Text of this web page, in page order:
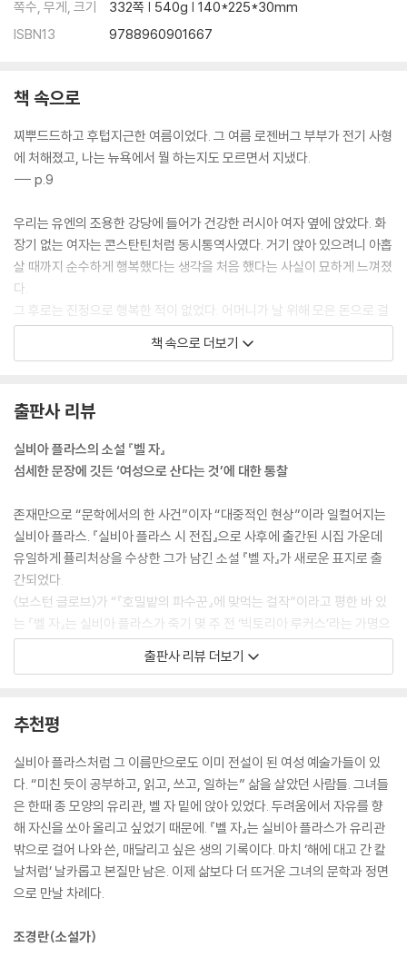
쪽수, 무게, 크기
332쪽 | 540g | 140*225*30mm
ISBN13
9788960901667
책 속으로
찌뿌드드하고 후텁지근한 여름이었다. 그 여름 로젠버그 부부가 전기 사형
에 처해졌고, 나는 뉴욕에서 뭘 하는지도 모르면서 지냈다.
--- p.9
우리는 유엔의 조용한 강당에 들어가 건강한 러시아 여자 옆에 앉았다. 화
장기 없는 여자는 콘스탄틴처럼 동시통역사였다. 거기 앉아 있으려니 아홉
살 때까지 순수하게 행복했다는 생각을 처음 했다는 사실이 묘하게 느껴졌
다.
그 후로는 진정으로 행복한 적이 없었다. 어머니가 날 위해 모은 돈으로 걸
스카우트 활동을 하고 피아노 레슨을 받고 수채화를 배우고 무용 강습을
받고 조정 캠프에 갔고, 대학에 진학한 후로는 아침 식사 전에 안개 속에서
가지 끝마다 매달린 탐스러운 무화과 같은 멋진 미래가 손짓하고 윙크를
보냈다. 어떤 무화과는 남편과 행복한 가정과 아이들이었고, 어떤 것은 유
과도 있었고, 유럽과 아프리카와 남미인 무화과도 있었다. 어떤 것은 콘스
탄틴, 소크라테스, 아틸라 등 이상한 이름과 엉뚱한 직업을 가진 연인이었
다. 올림픽 여자 조정 챔피언인 무화과도 있었고, 이런 것들 위에는 내가 이
해 못하는 무화과가 더 많이 있었다.
무화과나무의 갈라진 자리에 앉아, 어느 열매를 딸지 정하지 못해서 배를
곯는 내가 보였다. 열매를 몽땅 따고 싶었다. 하나만 고르는 것은 나머지 모
두를 잃는다는 뜻이었다. 결정을 못하고 그렇게 앉아 있는 사이, 무화과는
쪼글쪼글 검게 변하더니 하나씩 땅에 떨어지기 시작했다.
--- p.107
“내게 어디에 살고 싶은지, 시골인지 도시인지 물었던 거 기억해?”
“나는 시골과 도시 양쪽 다 살고 싶다고 말했잖아.”
버디가 고개를 끄덕였다.
나는 갑자기 힘 있게 말했다.
“그러자 너는 웃으면서 내가 진짜 노이로제 환자의 면모를 갖췄다고 말했
지. 그 주에 심리학 시간에 본 질문지에 나온 질문이라면서.”
버디의 얼굴에서 웃음기가 사라졌다.
(……)
나는 조롱하듯 웃고 덧붙였다.
책 속으로 더보기
출판사 리뷰
실비아 플라스의 소설 『벨 자』
섬세한 문장에 깃든 ‘여성으로 산다는 것’에 대한 통찰
존재만으로 “문학에서의 한 사건”이자 “대중적인 현상”이라 일컬어지는
실비아 플라스. 『실비아 플라스 시 전집』으로 사후에 출간된 시집 가운데
유일하게 퓰리처상을 수상한 그가 남긴 소설 『벨 자』가 새로운 표지로 출
간되었다.
〈보스턴 글로브〉가 “『호밀밭의 파수꾼』에 맞먹는 걸작”이라고 평한 바 있
는 『벨 자』는 실비아 플라스가 죽기 몇 주 전 ‘빅토리아 루커스’라는 가명으
로 1963년 영국에서 출간된 자전적 소설이다. 고국인 미국에서는 그의 어
머니의 반대로 1971년에야 출간될 수 있었지만 영국에서의 뜨거운 반응에
성주의 그리고 여성운동에서 『벨 자』는 결코 빠뜨릴 수 없는 고유명사로도
자리매김했다.
“신중하게 긍정적인 소설”(재닛 맥캔, 『벨 자에 대한 비평적 견해』 중에
서), 『벨 자』는 1950년대의 미국 사회에서 줄곧 모범생으로 살아온 열아
홉 살 에스더 그린우드를 내레이터이자 주인공으로 하고 있다. 실비아 플
라스는, 러시아의 비평가 슈클로프스키Shklovsky가 “낯설게 하기defa
miliarization”라 부른 사실주의의 주요한 문학 기법을 써서 에스더의 과
거와 현재를 오간다. 미국의 비평가인 로버트 숄스Robert Scholes는
출판사 리뷰 더보기
추천평
실비아 플라스처럼 그 이름만으로도 이미 전설이 된 여성 예술가들이 있
다. “미친 듯이 공부하고, 읽고, 쓰고, 일하는” 삶을 살았던 사람들. 그녀들
은 한때 종 모양의 유리관, 벨 자 밑에 앉아 있었다. 두려움에서 자유를 향
해 자신을 쏘아 올리고 싶었기 때문에. 『벨 자』는 실비아 플라스가 유리관
밖으로 걸어 나와 쓴, 매달리고 싶은 생의 기록이다. 마치 ‘해에 대고 간 칼
날처럼’ 날카롭고 본질만 남은. 이제 삶보다 더 뜨거운 그녀의 문학과 정면
으로 만날 차례다.
조경란(소설가)